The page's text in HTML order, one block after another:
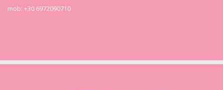
mob: +30 6972090710